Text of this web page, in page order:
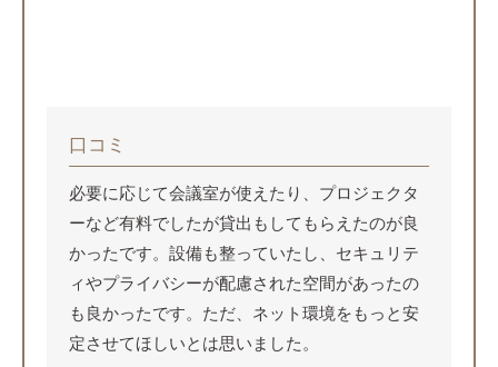
口コミ
必要に応じて会議室が使えたり、プロジェクタ
ーなど有料でしたが貸出もしてもらえたのが良
かったです。設備も整っていたし、セキュリテ
ィやプライバシーが配慮された空間があったの
も良かったです。ただ、ネット環境をもっと安
定させてほしいとは思いました。